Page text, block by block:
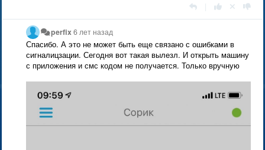
perfix6 лет назад
Спасибо. А это не может быть еще связано с ошибками в
сигналицзации. Сегодня вот такая вылезл. И открыть машину
с приложения и смс кодом не получается. Только вручную